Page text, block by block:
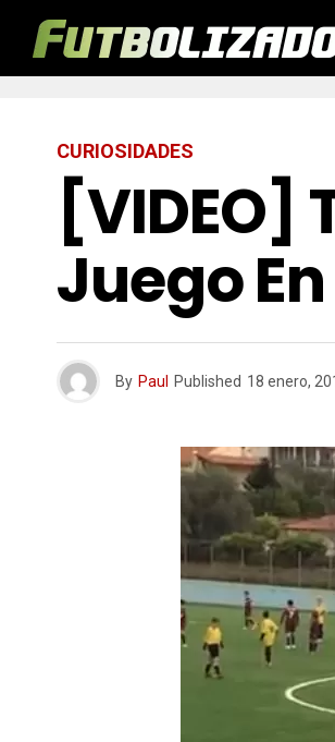
CURIOSIDADES
Juego
By Paul Published 18 enero,